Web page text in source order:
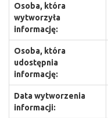
Osoba, która
wytworzyła
informację:
Osoba, która
udostępnia
informację:
Data wytworzenia
informacji: